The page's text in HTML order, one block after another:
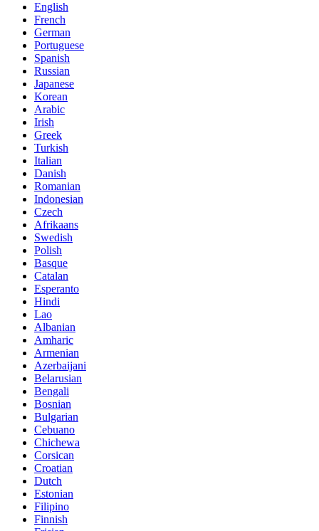
English
French
German
Portuguese
Spanish
Russian
Japanese
Korean
Arabic
Irish
Greek
Turkish
Italian
Danish
Romanian
Indonesian
Czech
Afrikaans
Swedish
Polish
Basque
Catalan
Esperanto
Hindi
Lao
Albanian
Amharic
Armenian
Azerbaijani
Belarusian
Bengali
Bosnian
Bulgarian
Cebuano
Chichewa
Corsican
Croatian
Dutch
Estonian
Filipino
Finnish